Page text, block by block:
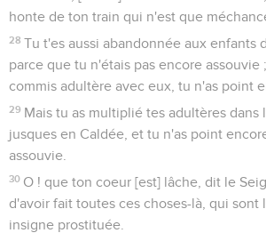
honte de ton train qui n'est que
28 Tu t'es aussi abandonnée aux enfants
parce que tu n'étais pas encore assouvie
commis adultère avec eux, tu n'as point
29 Mais tu as multiplié tes adultères dans
jusques en Caldée, et tu n'as point
assouvie.
30 O ! que ton coeur [est] lâche, dit le
d'avoir fait toutes ces choses-là, qui sont
insigne prostituée.